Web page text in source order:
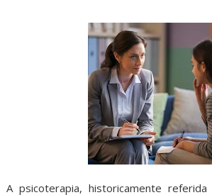
A psicoterapia, historicamente